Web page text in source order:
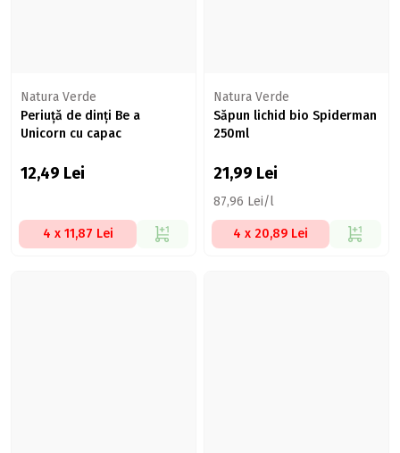
Natura Verde
Periuță de dinți Be a
Unicorn cu capac
12,49 Lei
4 x 11,87 Lei
Natura Verde
Săpun lichid bio Spiderman
250ml
21,99 Lei
87,96 Lei/l
4 x 20,89 Lei